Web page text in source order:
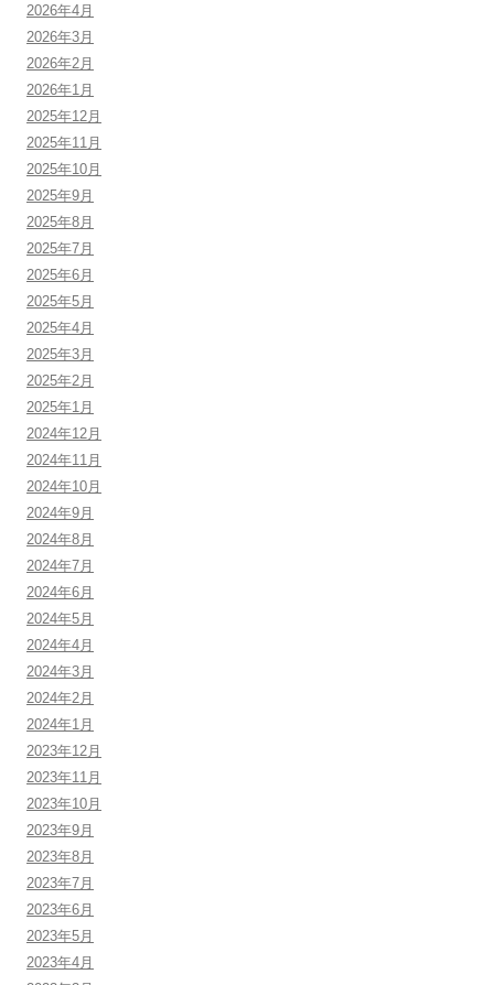
2026年4月
2026年3月
2026年2月
2026年1月
2025年12月
2025年11月
2025年10月
2025年9月
2025年8月
2025年7月
2025年6月
2025年5月
2025年4月
2025年3月
2025年2月
2025年1月
2024年12月
2024年11月
2024年10月
2024年9月
2024年8月
2024年7月
2024年6月
2024年5月
2024年4月
2024年3月
2024年2月
2024年1月
2023年12月
2023年11月
2023年10月
2023年9月
2023年8月
2023年7月
2023年6月
2023年5月
2023年4月